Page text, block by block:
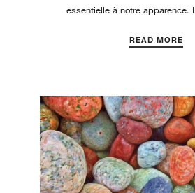
essentielle à notre apparence.
READ MORE